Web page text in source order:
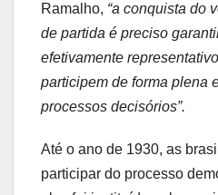
Ramalho, “a conquista do
de partida é preciso
efetivamente
participem de forma plena
processos decisórios”.
Até o ano de 1930, as
participar do processo